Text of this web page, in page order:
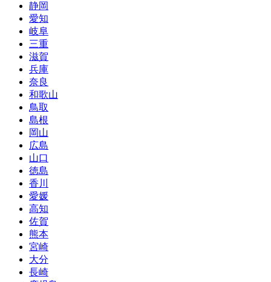
静岡
愛知
岐阜
三重
滋賀
兵庫
奈良
和歌山
鳥取
島根
岡山
広島
山口
徳島
香川
愛媛
高知
佐賀
熊本
宮崎
大分
長崎